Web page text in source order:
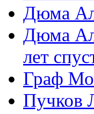
Дюма
Дюма
лет
Граф
Пучков